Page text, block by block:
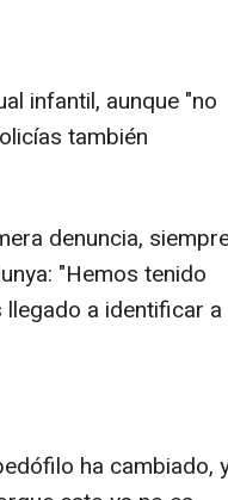
infantil, aunque "no
también
denuncia,
"Hemos tenido
a identificar a
ha cambiado,